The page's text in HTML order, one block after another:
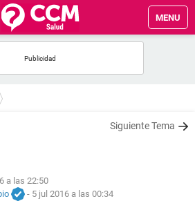
MENU
Siguiente Tema
a las 22:50
- 5 jul 2016 a las 00:34